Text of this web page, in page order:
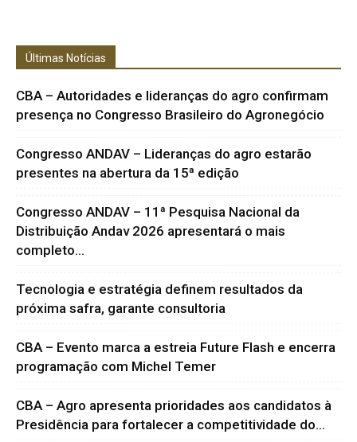
Últimas Notícias
CBA – Autoridades e lideranças do agro confirmam
presença no Congresso Brasileiro do Agronegócio
Congresso ANDAV – Lideranças do agro estarão
presentes na abertura da 15ª edição
Congresso ANDAV – 11ª Pesquisa Nacional da
Distribuição Andav 2026 apresentará o mais
completo...
Tecnologia e estratégia definem resultados da
próxima safra, garante consultoria
CBA – Evento marca a estreia Future Flash e encerra
programação com Michel Temer
CBA – Agro apresenta prioridades aos candidatos à
Presidência para fortalecer a competitividade do...